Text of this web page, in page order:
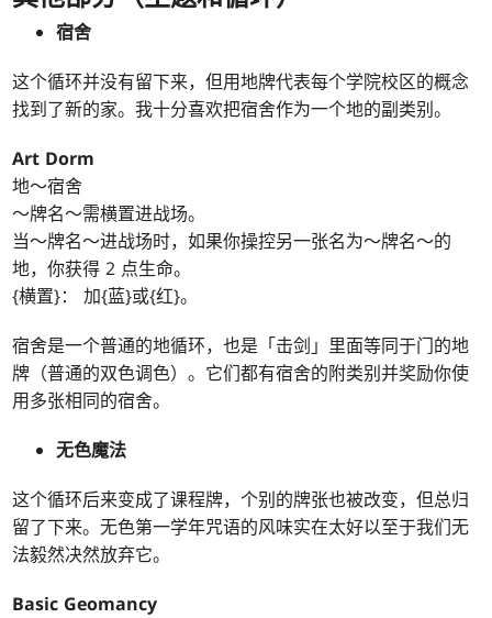
宿舍
这个循环并没有留下来，但用地牌代表每个学院校区的概念
找到了新的家。我十分喜欢把宿舍作为一个地的副类别。
Art Dorm
地～宿舍
～牌名～需横置进战场。
当～牌名～进战场时，如果你操控另一张名为～牌名～的
地，你获得 2 点生命。
{横置}： 加{蓝}或{红}。
宿舍是一个普通的地循环，也是「击剑」里面等同于门的地
牌（普通的双色调色）。它们都有宿舍的附类别并奖励你使
用多张相同的宿舍。
无色魔法
这个循环后来变成了课程牌，个别的牌张也被改变，但总归
留了下来。无色第一学年咒语的风味实在太好以至于我们无
法毅然决然放弃它。
Basic Geomancy